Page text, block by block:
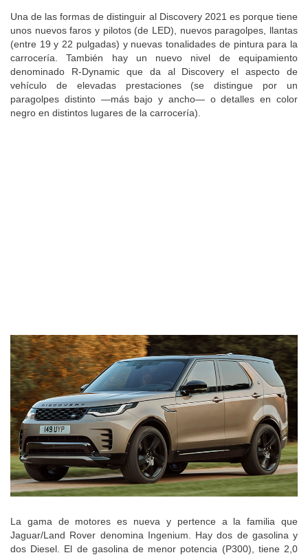
Una de las formas de distinguir al Discovery 2021 es porque tiene
unos nuevos faros y pilotos (de LED), nuevos paragolpes, llantas
(entre 19 y 22 pulgadas) y nuevas tonalidades de pintura para la
carrocería. También hay un nuevo nivel de equipamiento
denominado R-Dynamic que da al Discovery el aspecto de
vehículo de elevadas prestaciones (se distingue por un
paragolpes distinto —más bajo y ancho— o detalles en color
negro en distintos lugares de la carrocería).
La gama de motores es nueva y pertence a la familia que
Jaguar/Land Rover denomina Ingenium. Hay dos de gasolina y
dos Diesel. El de gasolina de menor potencia (P300), tiene 2,0